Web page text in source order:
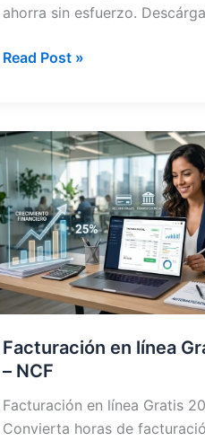
ahorra sin esfuerzo.
Cómo
presupuesto
mensual
paso
a
paso
en
Excel
2026
Read Post »
Facturación en línea
– NCF
Facturación en línea Gratis
Convierta horas de